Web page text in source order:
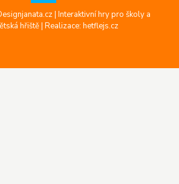
| Interaktivní hry pro školy a
hřiště | Realizace: hetflejs.cz